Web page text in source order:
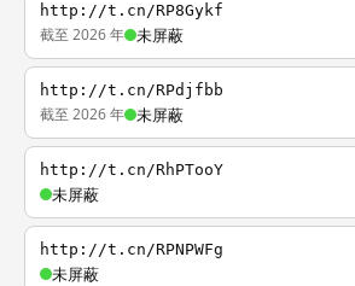
http://t.cn/RP8Gykf
截至 2026 年 未屏蔽
http://t.cn/RPdjfbb
截至 2026 年 未屏蔽
http://t.cn/RhPTooY
未屏蔽
http://t.cn/RPNPWFg
未屏蔽